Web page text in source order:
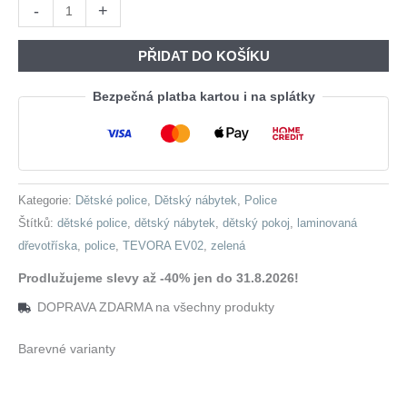
-
TEVORA
zelená
množství
+
PŘIDAT DO KOŠÍKU
Bezpečná platba kartou i na splátky
Kategorie: Dětské police, Dětský nábytek, Police
Štítků: dětské police, dětský nábytek, dětský pokoj, laminovaná
dřevotříska, police, TEVORA EV02, zelená
Prodlužujeme slevy až -40% jen do 31.8.2026!
DOPRAVA ZDARMA na všechny produkty
Barevné varianty